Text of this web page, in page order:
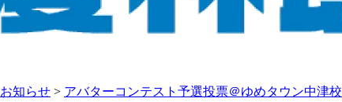
お知らせ > アバターコンテスト予選投票＠ゆめタウン中津校